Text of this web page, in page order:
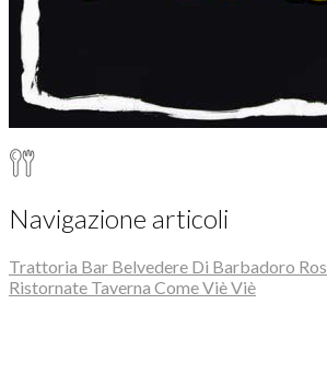
Navigazione articoli
Trattoria Bar Belvedere Di Barbadoro
Ristornate Taverna Come Viè Viè